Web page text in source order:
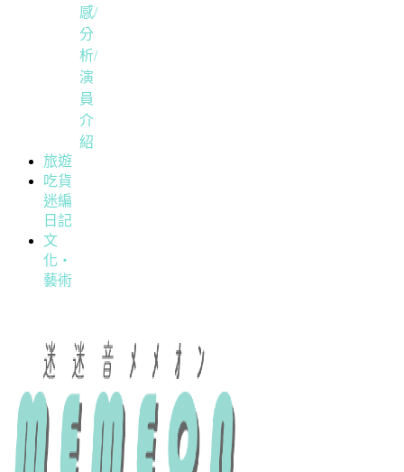
感/
分
析/
演
員
介
紹
旅遊
吃貨
迷編
日記
文
化・
藝術